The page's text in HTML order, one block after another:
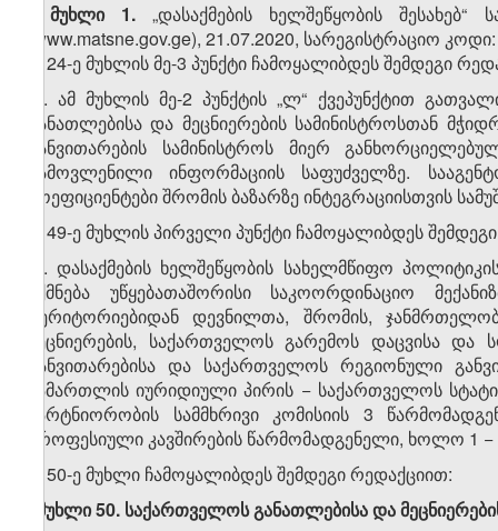
მუხლი 1. „დასაქმების ხელშეწყობის
(www.matsne.gov.ge), 21.07.2020, სარეგისტრაციო
1. 24-ე მუხლის მე-3 პუნქტი ჩამოყალიბდეს შემდეგი
„3. ამ მუხლის მე-2 პუნქტის „ლ“ ქვეპუნქტით
განათლებისა და მეცნიერების სამინისტროსთან
განვითარების სამინისტროს მიერ
გამოვლენილი ინფორმაციის საფუძველზე.
კოეფიციენტები შრომის ბაზარზე ინტეგრაციისთვის
2. 49-ე მუხლის პირველი პუნქტი ჩამოყალიბდეს
„1. დასაქმების ხელშეწყობის სახელმწიფო
იქმნება უწყებათაშორისი საკოორდინაციო
ტერიტორიებიდან დევნილთა, შრომის,
მეცნიერების, საქართველოს გარემოს დაცვისა
განვითარებისა და საქართველოს რეგიონული
სამართლის იურიდიული პირის − საქართველოს
პარტნიორობის სამმხრივი კომისიის 3
პროფესიული კავშირების წარმომადგენელი, ხოლო 1
3. 50-ე მუხლი ჩამოყალიბდეს შემდეგი რედაქციით:
„მუხლი 50. საქართველოს განათლებისა და